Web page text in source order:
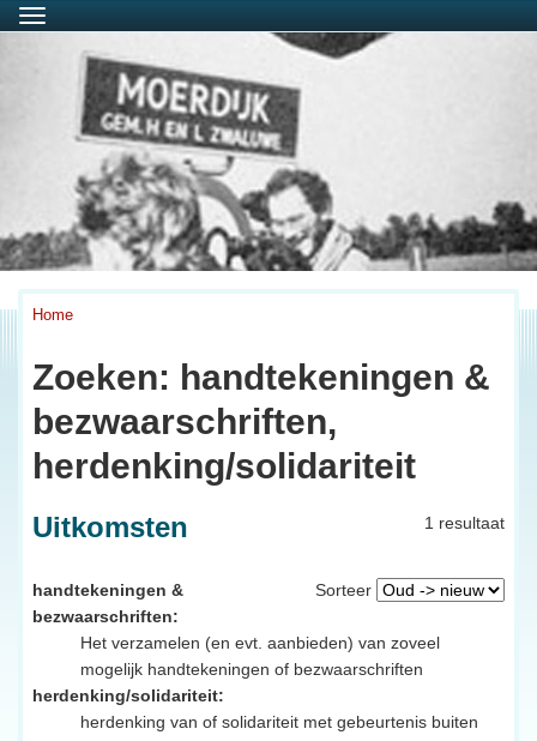
Menu
Home
Zoeken: handtekeningen &
bezwaarschriften,
herdenking/solidariteit
1 resultaat
Uitkomsten
Sorteer
handtekeningen &
bezwaarschriften:
Het verzamelen (en evt. aanbieden) van zoveel
mogelijk handtekeningen of bezwaarschriften
herdenking/solidariteit:
herdenking van of solidariteit met gebeurtenis buiten